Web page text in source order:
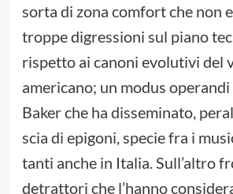
sorta di zona comfort che non
troppe digressioni sul piano
rispetto ai canoni evolutivi del
americano; un modus
Baker che ha disseminato,
scia di epigoni, specie fra i
tanti anche in Italia. Sull’altro
detrattori che l’hanno